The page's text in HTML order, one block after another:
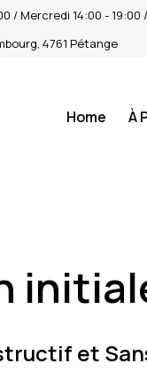
/ Mercredi 14:00 -
4761 Pétange
Home À
et